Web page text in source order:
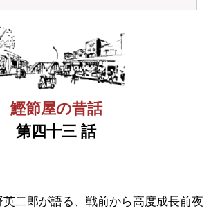
鰹節屋の昔話
第 四十三 話
二郎が語る、戦前から高度成長前夜